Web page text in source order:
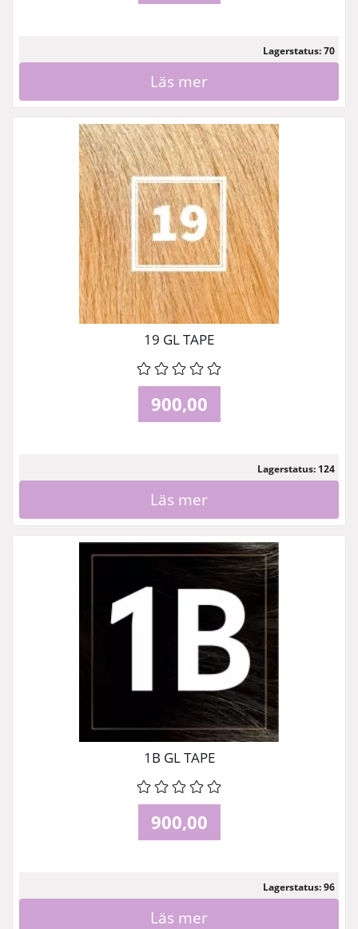
Lagerstatus: 70
Läs mer
19 GL TAPE
900,00
Lagerstatus: 124
Läs mer
1B GL TAPE
900,00
Lagerstatus: 96
Läs mer